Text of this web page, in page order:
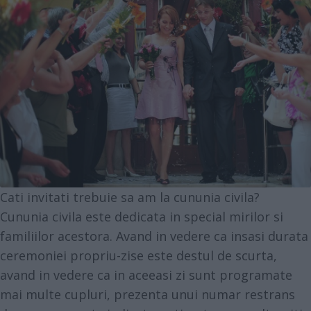
Cati invitati trebuie sa am la cununia civila?
Cununia civila este dedicata in special mirilor si
familiilor acestora. Avand in vedere ca insasi durata
ceremoniei propriu-zise este destul de scurta,
avand in vedere ca in aceeasi zi sunt programate
mai multe cupluri, prezenta unui numar restrans